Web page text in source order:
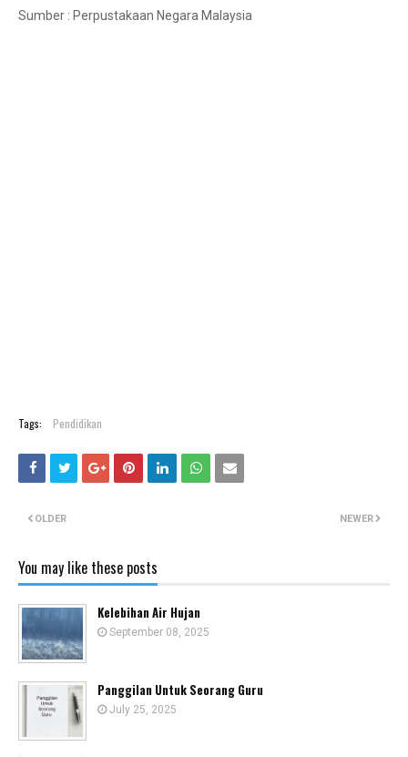
Sumber : Perpustakaan Negara Malaysia
Tags: Pendidikan
NEWER
OLDER
You may like these posts
Kelebihan Air Hujan
September 08, 2025
Panggilan Untuk Seorang Guru
July 25, 2025